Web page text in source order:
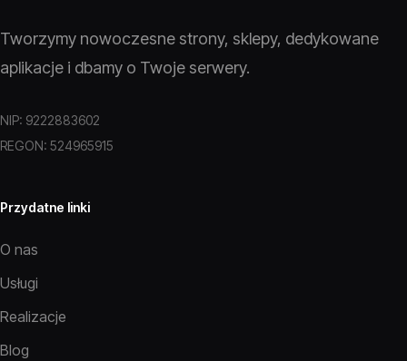
Tworzymy nowoczesne strony, sklepy, dedykowane
aplikacje i dbamy o Twoje serwery.
NIP: 9222883602
REGON: 524965915
Przydatne linki
O nas
Usługi
Realizacje
Blog